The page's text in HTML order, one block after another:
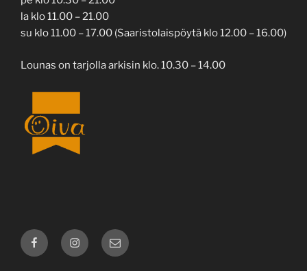
la klo 11.00 – 21.00
su klo 11.00 – 17.00 (Saaristolaispöytä klo 12.00 – 16.00)
Lounas on tarjolla arkisin klo. 10.30 – 14.00
FacebookInstagramSähköposti